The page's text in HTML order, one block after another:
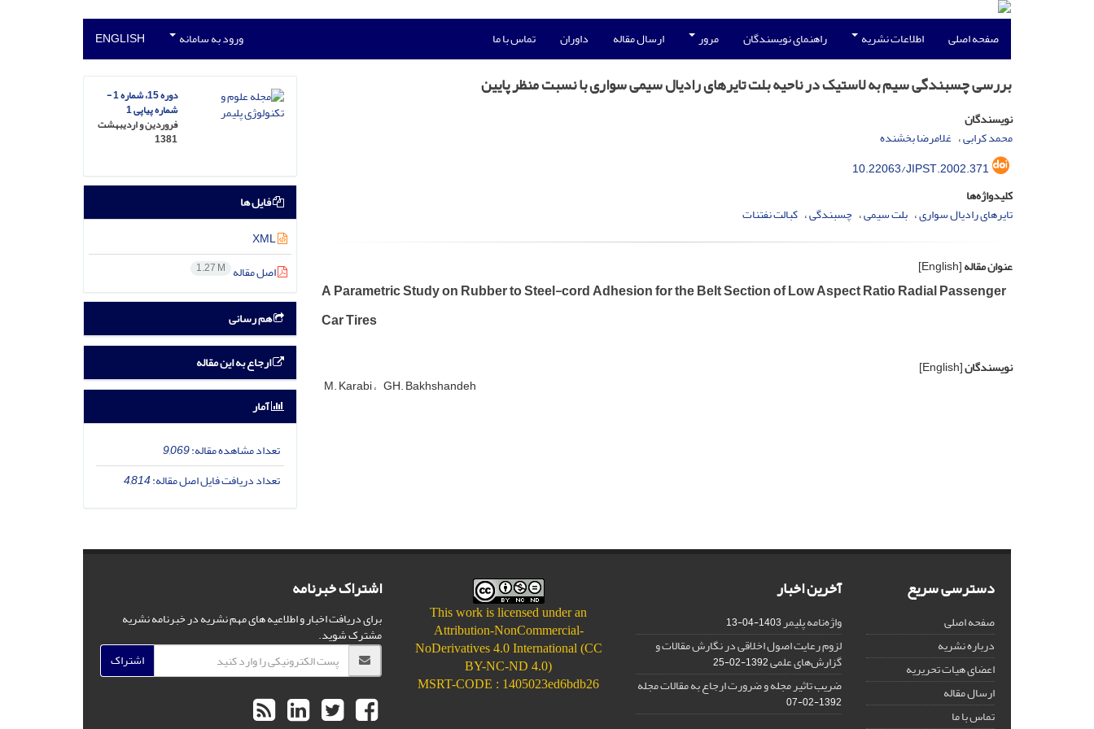
صفحه اصلی اطلاعات نشریه راهنمای نویسندگان مرور ارسال مقاله داوران تماس با ما ورود به سامانه ENGLISH
بررسی چسبندگی سیم به لاستیک در ناحیه بلت تایرهای رادیال سیمی سواری با نسبت منظر پایین
نویسندگان
محمد کرابی غلامرضا بخشنده
10.22063/JIPST.2002.371
کلیدواژه‌ها
تایرهای رادیال سواری بلت سیمی چسبندگی کبالت نفتنات
عنوان مقاله[English]
A Parametric Study on Rubber to Steel-cord Adhesion for the Belt Section of Low Aspect Ratio Radial Passenger
Car Tires
نویسندگان[English]
M. Karabi GH. Bakhshandeh
دوره 15، شماره 1 -
شماره پیاپی 1
فروردین و اردیبهشت
1381
فایل ها
XML
اصل مقاله 1.27 M
هم رسانی
ارجاع به این مقاله
آمار
تعداد مشاهده مقاله:9,069
تعداد دریافت فایل اصل مقاله:4,814
دسترسی سریع
صفحه اصلی
درباره نشریه
اعضای هیات تحریریه
ارسال مقاله
تماس با ما
آخرین اخبار
واژه‌نامه پلیمر1403-04-13
لزوم رعایت اصول اخلاقی در نگارش مقالات و
گزارش‌‌های علمی1392-02-25
ضریب تاثیر مجله و ضرورت ارجاع به مقالات مجله
1392-02-07
This work is licensed under an
Attribution-NonCommercial-
NoDerivatives 4.0 International (CC
BY-NC-ND 4.0)
MSRT-CODE : 1405023ed6bdb26
اشتراک خبرنامه
برای دریافت اخبار و اطلاعیه های مهم نشریه در خبرنامه نشریه
مشترک شوید.
اشتراک